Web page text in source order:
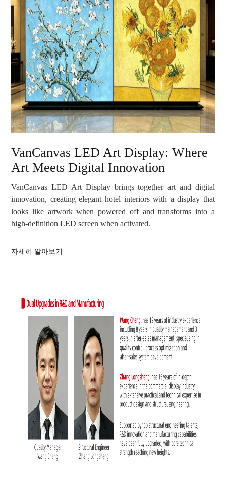
VanCanvas LED Art Display: Where
Art Meets Digital Innovation
VanCanvas LED Art Display brings together art and digital
innovation, creating elegant hotel interiors with a display that
looks like artwork when powered off and transforms into a
high-definition LED screen when activated.
자세히 알아보기